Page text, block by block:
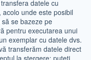
datele cu
unde este posibil
se bazeze pe
pentru executarea unui
exemplar cu datele dvs.
transferăm datele direct
la ștergere: puteți